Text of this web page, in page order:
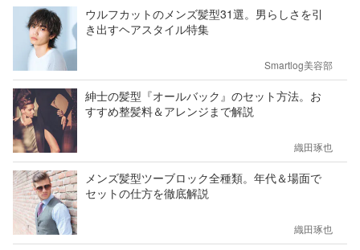
ウルフカットのメンズ髪型31選。男らしさを引
き出すヘアスタイル特集
Smartlog美容部
紳士の髪型『オールバック』のセット方法。お
すすめ整髪料＆アレンジまで解説
織田琢也
メンズ髪型ツーブロック全種類。年代＆場面で
セットの仕方を徹底解説
織田琢也